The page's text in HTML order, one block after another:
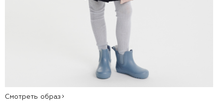
Смотреть образ